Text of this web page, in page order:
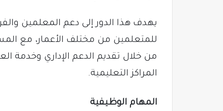
يهدف هذا الدور إلى دعم المعلمين
للمتعلمين من مختلف الأعمار، مع
من خلال تقديم الدعم الإداري وخدمة
المراكز التعليمية.
المهام الوظيفية